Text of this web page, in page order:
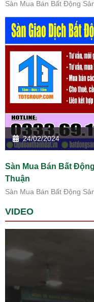
Sàn Mua Bán Bất Động
24/02/2024
Sàn Mua Bán Bất
Thuận
Sàn Mua Bán Bất Động
VIDEO